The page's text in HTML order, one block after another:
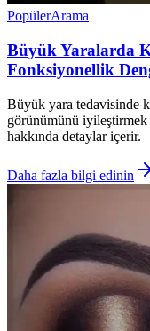
PopülerArama
Büyük Yaralarda
Fonksiyonellik
Büyük yara tedavisinde
görünümünü
hakkında detaylar içerir.
Daha fazla bilgi edinin